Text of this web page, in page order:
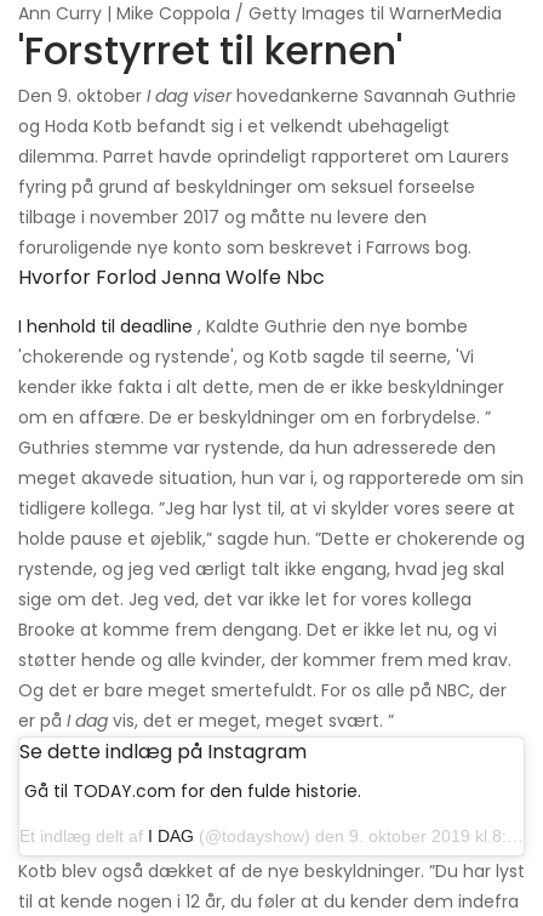
Ann Curry | Mike Coppola / Getty Images til WarnerMedia
'Forstyrret til kernen'
Den 9. oktober I dag viserhovedankerne Savannah Guthrie
og Hoda Kotb befandt sig i et velkendt ubehageligt
dilemma. Parret havde oprindeligt rapporteret om Laurers
fyring på grund af beskyldninger om seksuel forseelse
tilbage i november 2017 og måtte nu levere den
foruroligende nye konto som beskrevet i Farrows bog.
Hvorfor Forlod Jenna Wolfe Nbc
I henhold til deadline , Kaldte Guthrie den nye bombe
'chokerende og rystende', og Kotb sagde til seerne, 'Vi
kender ikke fakta i alt dette, men de er ikke beskyldninger
om en affære. De er beskyldninger om en forbrydelse. ”
Guthries stemme var rystende, da hun adresserede den
meget akavede situation, hun var i, og rapporterede om sin
tidligere kollega. ”Jeg har lyst til, at vi skylder vores seere at
holde pause et øjeblik,” sagde hun. ”Dette er chokerende og
rystende, og jeg ved ærligt talt ikke engang, hvad jeg skal
sige om det. Jeg ved, det var ikke let for vores kollega
Brooke at komme frem dengang. Det er ikke let nu, og vi
støtter hende og alle kvinder, der kommer frem med krav.
Og det er bare meget smertefuldt. For os alle på NBC, der
er på I dag vis, det er meget, meget svært. ”
Se dette indlæg på Instagram
Gå til TODAY.com for den fulde historie.
Et indlæg delt af I DAG (@todayshow) den 9. oktober 2019 kl.8: 20 PDT
Kotb blev også dækket af de nye beskyldninger. ”Du har lyst
til at kende nogen i 12 år, du føler at du kender dem indefra